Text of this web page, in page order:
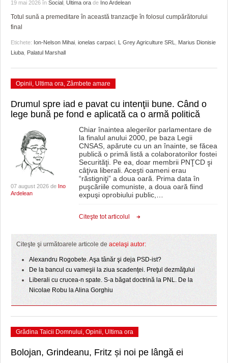
GRĂDINA TAICII DOMNULUI
CU OIŞTEA-N KIERKEGAARD
PE SURSE
CRONICĂ DE FILM
FILME DOCUMENTARE
JOCURI ONLINE
ACCIDENTE
INFO SI UTILE
INVATAMANT
JUSTITIE
FILME DOCUMENTARE
CLIPURI VIDEO
JOCURI ONLINE
DIVERSE
PRIMĂRIILE DIN TIMIŞ
SFATUL MEDICULUI
SFATURI JURIDICE
19 mai 2026 în Social Ultima ora de Ino Ardelean
Totul sună a premeditare în această tranzacţie în folosul cumpărătorului
final
Etichete: Ion-Nelson Mihai ionelas carpaci L Grey Agriculture SRL
Marius Dionisie
Liuba
Palatul Marshall
Opinii, Ultima ora, Zâmbete amare
Drumul spre iad e pavat cu intenţii bune. Când o
lege bună pe fond e aplicată ca o armă politică
07 august 2026 de Ino
Ardelean
Chiar înaintea alegerilor parlamentare de
la finalul anului 2000, pe baza Legii
CNSAS, apărute cu un an înainte, se făcea
publică o primă listă a colaboratorilor fostei
Securităţi. Pe ea, doar membrii PNŢCD şi
câţiva liberali. Aceşti oameni erau
“răstigniţi” a doua oară. Prima data în
puşcăriile comuniste, a doua oară fiind
expuşi oprobiului public,…
Citeşte tot articolul
Citeşte şi următoarele articole de acelaşi autor:
Alexandru Rogobete. Aşa tânăr şi deja PSD-ist?
De la bancul cu vameşii la ziua scadenţei. Preţul dezmăţului
Liberali cu crucea-n spate. S-a băgat doctrină la PNL. De la
Nicolae Robu la Alina Gorghiu
Grădina Taicii Domnului, Opinii, Ultima ora
Bolojan, Grindeanu, Fritz și noi pe lângă ei